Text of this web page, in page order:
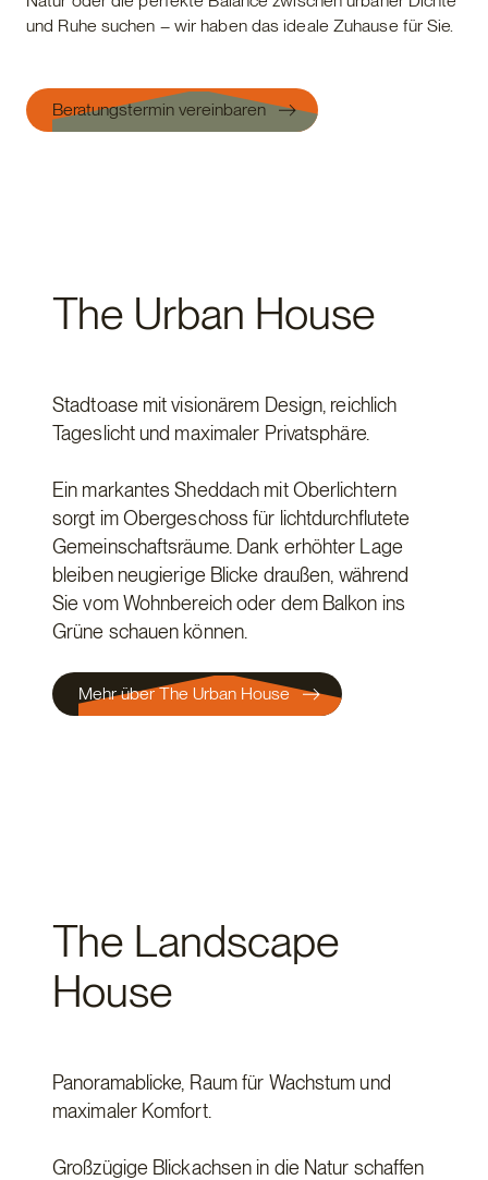
und Ruhe suchen – wir haben das ideale Zuhause für Sie.
Beratungstermin vereinbaren
The Urban House
Stadtoase mit visionärem Design, reichlich
Tageslicht und maximaler Privatsphäre.
Ein markantes Sheddach mit Oberlichtern
sorgt im Obergeschoss für lichtdurchflutete
Gemeinschaftsräume. Dank erhöhter Lage
bleiben neugierige Blicke draußen, während
Sie vom Wohnbereich oder dem Balkon ins
Grüne schauen können.
Mehr über The Urban House
The Landscape
House
Panoramablicke, Raum für Wachstum und
maximaler Komfort.
Großzügige Blickachsen in die Natur schaffen